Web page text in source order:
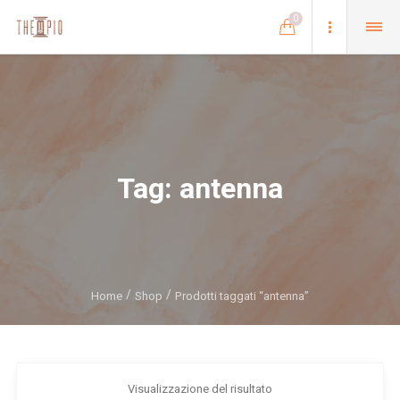
0
Tag: antenna
Home Shop Prodotti taggati “antenna”
Visualizzazione del risultato